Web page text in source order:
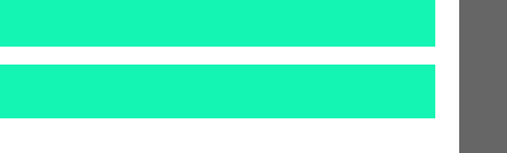
zur Verfügung steht.